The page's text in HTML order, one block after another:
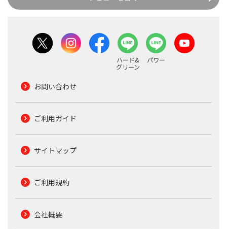
ハード&
グリーン
パワー
お問い合わせ
ご利用ガイド
サイトマップ
ご利用規約
会社概要